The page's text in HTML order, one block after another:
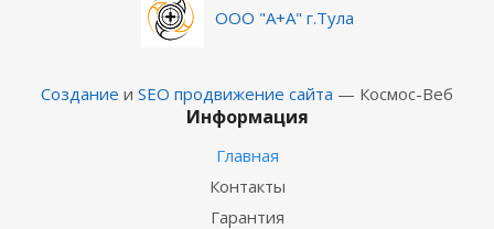
ООО "А+А" г.Тула
Создание и SEO продвижение сайта — Космос-Веб
Информация
Главная
Контакты
Гарантия